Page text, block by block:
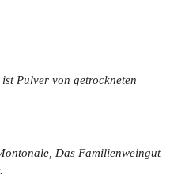
Pulver von getrockneten
Das Familienweingut